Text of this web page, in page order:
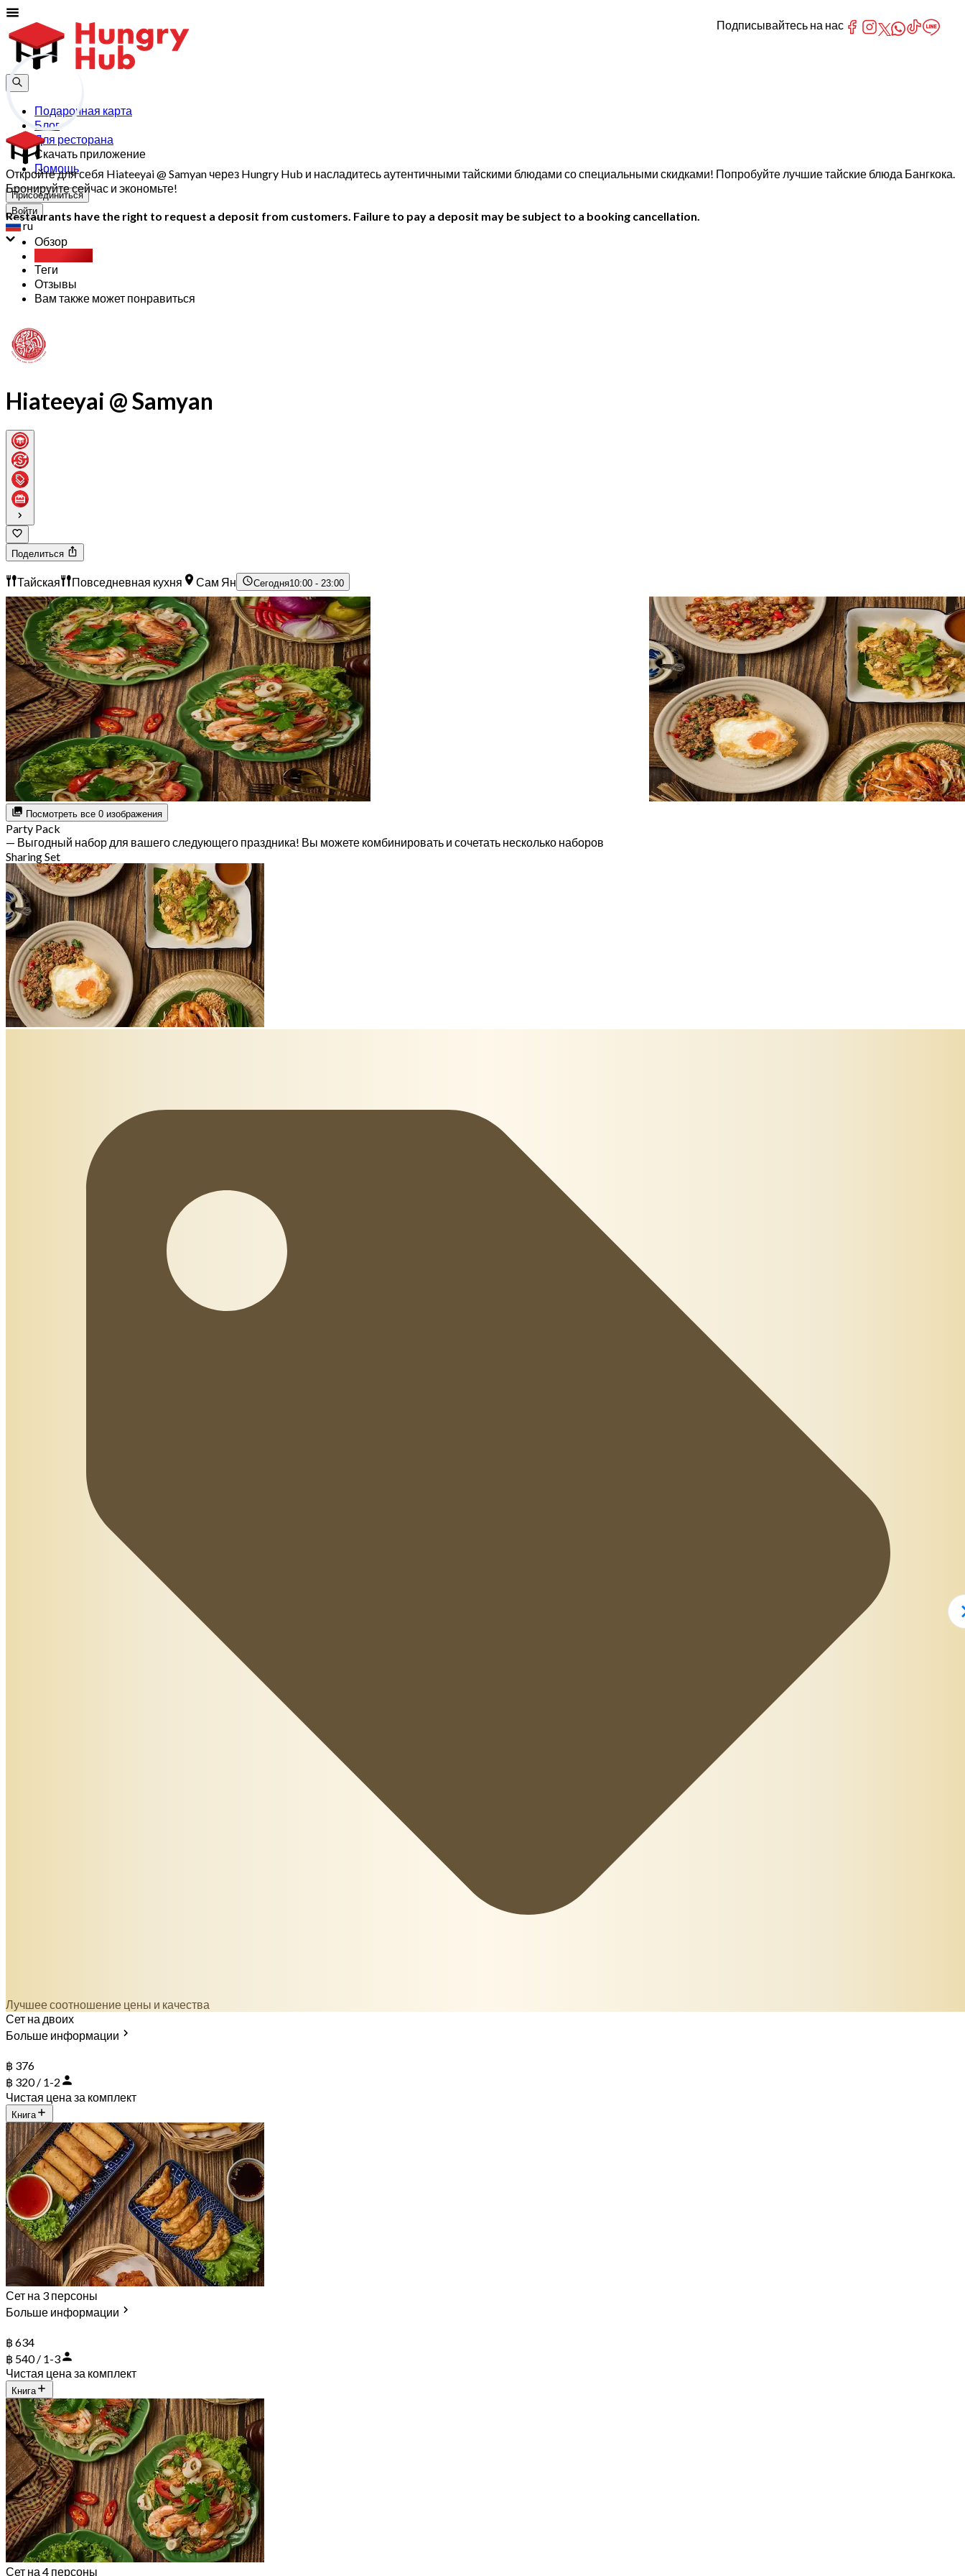
Подарочная карта
Блог
Для ресторана
Скачать приложение
Помощь
Присоединиться
Войти
ru
Откройте для себя Hiateeyai @ Samyan через Hungry Hub и насладитесь аутентичными тайскими блюдами со специальными скидками! Попробуйте лучшие тайские блюда Бангкока.
Бронируйте сейчас и экономьте!
Restaurants have the right to request a deposit from customers. Failure to pay a deposit may be subject to a booking cancellation.
Обзор
Теги
Отзывы
Вам также может понравиться
Hiateeyai @ Samyan
Поделиться
Тайская Повседневная кухня Сам Ян Сегодня10:00 - 23:00
Посмотреть все 0 изображения
Party Pack
— Выгодный набор для вашего следующего праздника! Вы можете комбинировать и сочетать несколько наборов
Sharing Set
Лучшее соотношение цены и качества
Сет на двоих
Больше информации
฿ 376
฿ 320 / 1-2
Чистая цена за комплект
Книга
Сет на 3 персоны
Больше информации
฿ 634
฿ 540 / 1-3
Чистая цена за комплект
Книга
Сет на 4 персоны
Подписывайтесь на нас